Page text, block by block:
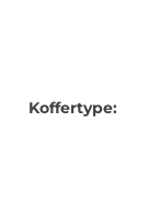
Koffertype: